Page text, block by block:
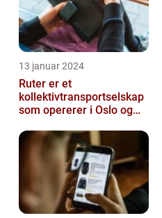
13 januar 2024
Ruter er et
kollektivtransportselskap
som opererer i Oslo og